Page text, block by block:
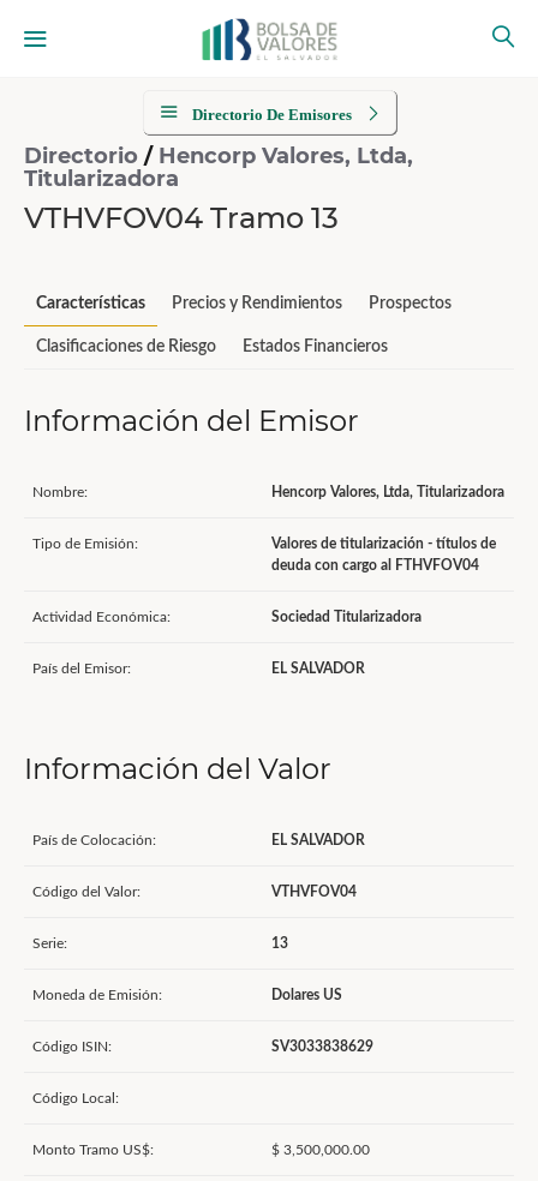
Directorio De Emisores
Directorio / Hencorp Valores, Ltda,
Titularizadora
VTHVFOV04 Tramo 13
Características Precios y Rendimientos Prospectos
Clasificaciones de Riesgo Estados Financieros
Información del Emisor
Nombre: Hencorp Valores, Ltda, Titularizadora
Tipo de Emisión:
Valores de titularización - títulos de
deuda con cargo al FTHVFOV04
Actividad Económica: Sociedad Titularizadora
País del Emisor: EL SALVADOR
Información del Valor
País de Colocación: EL SALVADOR
Código del Valor: VTHVFOV04
Serie: 13
Moneda de Emisión: Dolares US
Código ISIN: SV3033838629
Código Local:
Monto Tramo US$: $ 3,500,000.00